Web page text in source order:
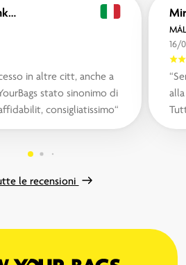
Veronica Jankovic
in altre citt, anche a
sinonimo di
consigliatissimo“
16/
le recensioni